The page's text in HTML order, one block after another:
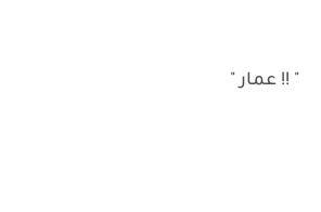
" !! عمار "